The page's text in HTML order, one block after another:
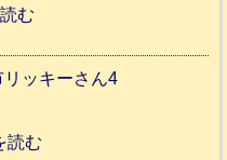
ネ
む
和
年
ッキーさん4
読む